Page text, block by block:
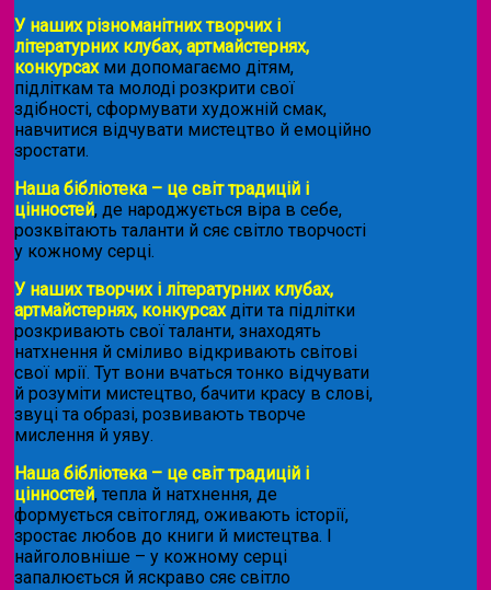
У наших різноманітних творчих і
літературних клубах, артмайстернях,
конкурсахми допомагаємо дітям,
підліткам та молоді розкрити свої
здібності, сформувати художній смак,
навчитися відчувати мистецтво й емоційно
зростати.
Наша бібліотека – це світ традицій і
цінностей, де народжується віра в себе,
розквітають таланти й сяє світло творчості
у кожному серці.
У наших творчих і літературних клубах,
артмайстернях, конкурсахдіти та підлітки
розкривають свої таланти, знаходять
натхнення й сміливо відкривають світові
свої мрії. Тут вони вчаться тонко відчувати
й розуміти мистецтво, бачити красу в слові,
звуці та образі, розвивають творче
мислення й уяву.
Наша бібліотека – це світ традицій і
цінностей, тепла й натхнення, де
формується світогляд, оживають історії,
зростає любов до книги й мистецтва. І
найголовніше – у кожному серці
запалюється й яскраво сяє світло